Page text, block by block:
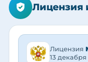
Лицензия
Лицензия
13 декабря